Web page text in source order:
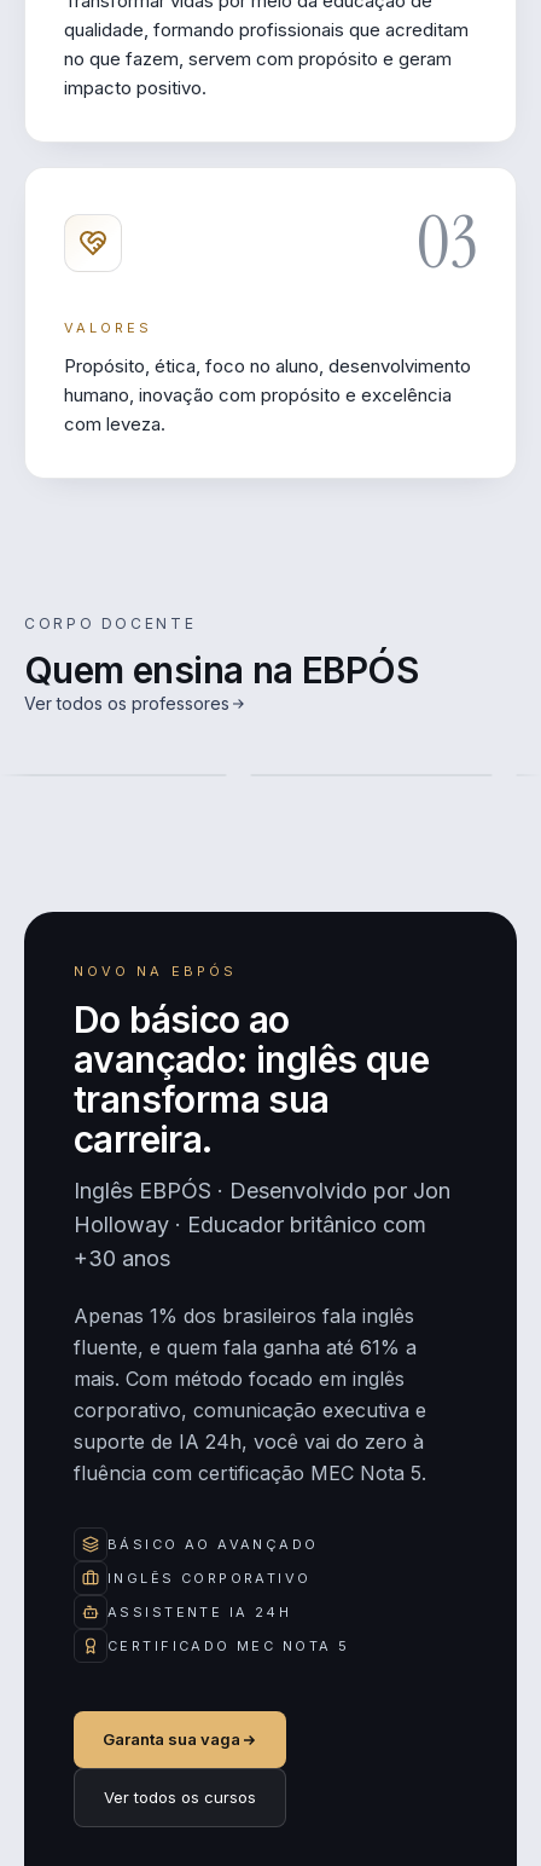
qualidade, formando profissionais que acreditam
no que fazem, servem com propósito e geram
impacto positivo.
03
VALORES
Propósito, ética, foco no aluno, desenvolvimento
humano, inovação com propósito e excelência
com leveza.
CORPO DOCENTE
Quem ensina na EBPÓS
Ver todos os professores
Velasco
Érika Louise Bastos
NOVO NA EBPÓS
Do básico ao
avançado: inglês que
transforma sua
carreira.
Inglês EBPÓS · Desenvolvido por Jon
Holloway · Educador britânico com
+30 anos
Apenas 1% dos brasileiros fala inglês
fluente, e quem fala ganha até 61% a
mais. Com método focado em inglês
corporativo, comunicação executiva e
suporte de IA 24h, você vai do zero à
fluência com certificação MEC Nota 5.
BÁSICO AO AVANÇADO
INGLÊS CORPORATIVO
ASSISTENTE IA 24H
CERTIFICADO MEC NOTA 5
Garanta sua vaga
Ver todos os cursos